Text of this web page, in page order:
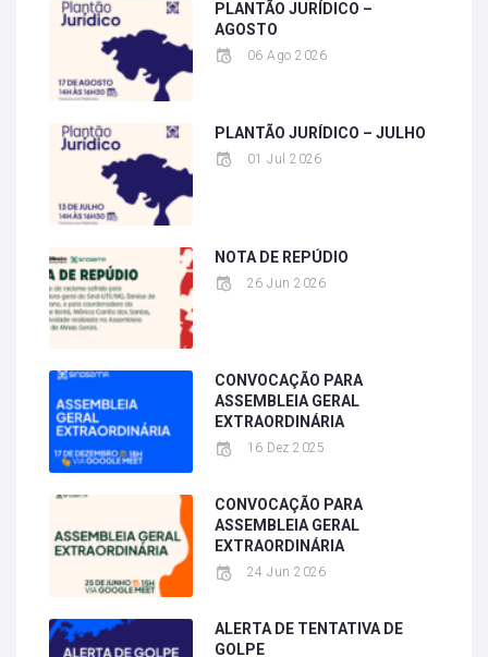
PLANTÃO JURÍDICO –
AGOSTO
06 Ago 2026
PLANTÃO JURÍDICO – JULHO
01 Jul 2026
NOTA DE REPÚDIO
26 Jun 2026
CONVOCAÇÃO PARA
ASSEMBLEIA GERAL
EXTRAORDINÁRIA
16 Dez 2025
CONVOCAÇÃO PARA
ASSEMBLEIA GERAL
EXTRAORDINÁRIA
24 Jun 2026
ALERTA DE TENTATIVA DE
GOLPE